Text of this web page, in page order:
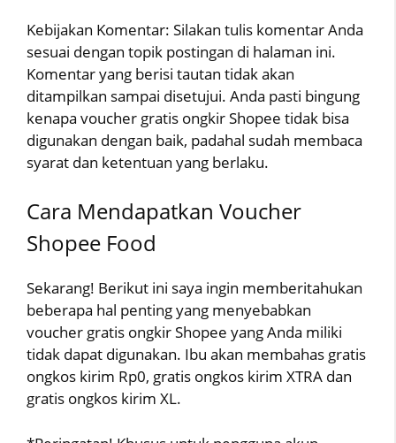
Kebijakan Komentar: Silakan tulis komentar Anda
sesuai dengan topik postingan di halaman ini.
Komentar yang berisi tautan tidak akan
ditampilkan sampai disetujui. Anda pasti bingung
kenapa voucher gratis ongkir Shopee tidak bisa
digunakan dengan baik, padahal sudah membaca
syarat dan ketentuan yang berlaku.
Cara Mendapatkan Voucher
Shopee Food
Sekarang! Berikut ini saya ingin memberitahukan
beberapa hal penting yang menyebabkan
voucher gratis ongkir Shopee yang Anda miliki
tidak dapat digunakan. Ibu akan membahas gratis
ongkos kirim Rp0, gratis ongkos kirim XTRA dan
gratis ongkos kirim XL.